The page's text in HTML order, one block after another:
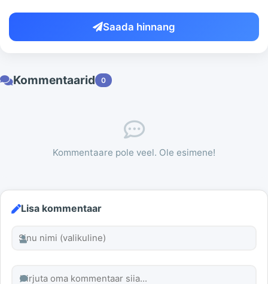
Saada hinnang
Kommentaarid 0
Kommentaare pole veel. Ole esimene!
Lisa kommentaar